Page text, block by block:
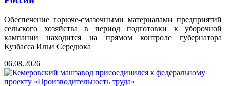
Обеспечение горюче-смазочными материалами предприятий
сельского хозяйства в период подготовки к уборочной
кампании находится на прямом контроле губернатора
Кузбасса Ильи Середюка
06.08.2026